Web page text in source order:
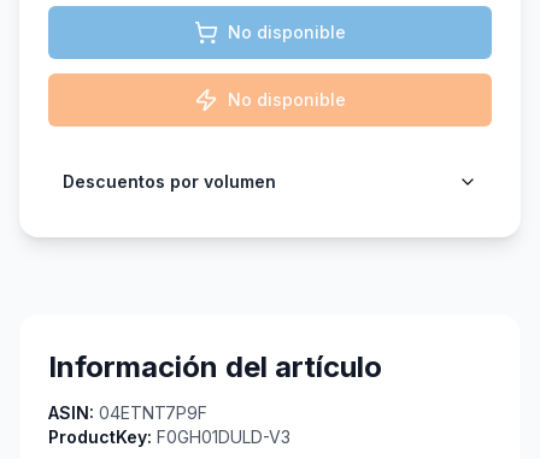
No disponible
No disponible
Descuentos por volumen
Información del artículo
ASIN: 04ETNT7P9F
ProductKey: F0GH01DULD-V3